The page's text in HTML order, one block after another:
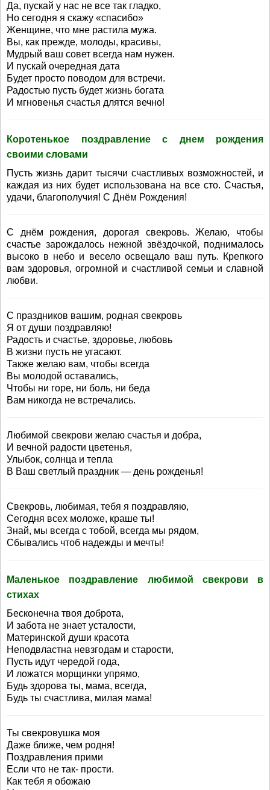
Да, пускай у нас не все так гладко,
Но сегодня я скажу «спасибо»
Женщине, что мне растила мужа.
Вы, как прежде, молоды, красивы,
Мудрый ваш совет всегда нам нужен.
И пускай очередная дата
Будет просто поводом для встречи.
Радостью пусть будет жизнь богата
И мгновенья счастья длятся вечно!
Коротенькое поздравление с днем рождения
своими словами
Пусть жизнь дарит тысячи счастливых возможностей, и
каждая из них будет использована на все сто. Счастья,
удачи, благополучия! С Днём Рождения!
С днём рождения, дорогая свекровь. Желаю, чтобы
счастье зарождалось нежной звёздочкой, поднималось
высоко в небо и весело освещало ваш путь. Крепкого
вам здоровья, огромной и счастливой семьи и славной
любви.
С праздников вашим, родная свекровь
Я от души поздравляю!
Радость и счастье, здоровье, любовь
В жизни пусть не угасают.
Также желаю вам, чтобы всегда
Вы молодой оставались,
Чтобы ни горе, ни боль, ни беда
Вам никогда не встречались.
Любимой свекрови желаю счастья и добра,
И вечной радости цветенья,
Улыбок, солнца и тепла
В Ваш светлый праздник — день рожденья!
Свекровь, любимая, тебя я поздравляю,
Сегодня всех моложе, краше ты!
Знай, мы всегда с тобой, всегда мы рядом,
Сбывались чтоб надежды и мечты!
Маленькое поздравление любимой свекрови в
стихах
Бесконечна твоя доброта,
И забота не знает усталости,
Материнской души красота
Неподвластна невзгодам и старости,
Пусть идут чередой года,
И ложатся морщинки упрямо,
Будь здорова ты, мама, всегда,
Будь ты счастлива, милая мама!
Ты свекровушка моя
Даже ближе, чем родня!
Поздравления прими
Если что не так- прости.
Как тебя я обожаю